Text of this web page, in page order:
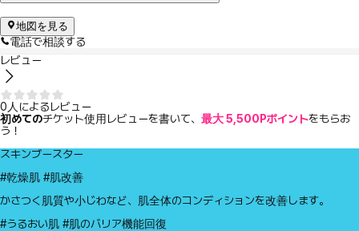
地図を見る
電話で相談する
レビュー
0人によるレビュー
初めてのチケット使用レビューを書いて、 最大 5,500Pポイントをもらお
う！
スキンブースター
#乾燥肌 #肌改善
かさつく肌質や小じわなど、肌全体のコンディションを改善します。
#うるおい肌 #肌のバリア機能回復